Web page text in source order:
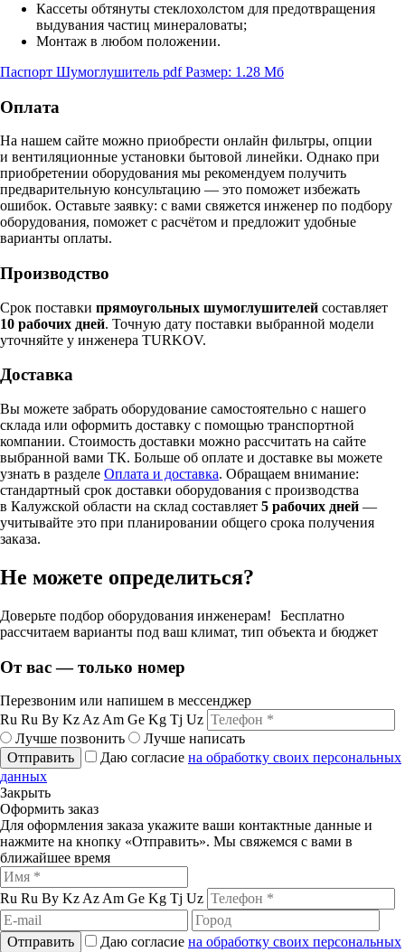
Кассеты обтянуты стеклохолстом для предотвращения
выдувания частиц минераловаты;
Монтаж в любом положении.
Паспорт Шумоглушитель pdf Размер: 1.28 Мб
Оплата
На нашем сайте можно приобрести онлайн фильтры, опции
и вентиляционные установки бытовой линейки. Однако при
приобретении оборудования мы рекомендуем получить
предварительную консультацию — это поможет избежать
ошибок. Оставьте заявку: с вами свяжется инженер по подбору
оборудования, поможет с расчётом и предложит удобные
варианты оплаты.
Производство
Срок поставки прямоугольных шумоглушителей составляет
10 рабочих дней. Точную дату поставки выбранной модели
уточняйте у инженера TURKOV.
Доставка
Вы можете забрать оборудование самостоятельно с нашего
склада или оформить доставку с помощью транспортной
компании. Стоимость доставки можно рассчитать на сайте
выбранной вами ТК. Больше об оплате и доставке вы можете
узнать в разделе Оплата и доставка. Обращаем внимание:
стандартный срок доставки оборудования с производства
в Калужской области на склад составляет 5 рабочих дней —
учитывайте это при планировании общего срока получения
заказа.
Не можете определиться?
Доверьте подбор оборудования инженерам! Бесплатно
рассчитаем варианты под ваш климат, тип объекта и бюджет
От вас — только номер
Перезвоним или напишем в мессенджер
Ru Ru By KzAzAm Ge Kg Tj Uz
Лучше позвонить
Лучше написать
Отправить
Даю согласие на обработку своих персональных
данных
Закрыть
Оформить заказ
Для оформления заказа укажите ваши контактные данные и
нажмите на кнопку «Отправить». Мы свяжемся с вами в
ближайшее время
Ru Ru By KzAzAm Ge Kg Tj Uz
Отправить Даю согласие на обработку своих персональных